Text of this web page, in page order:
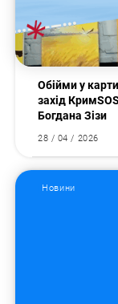
Обійми у
захід
Богдана Зізи
28 / 04 / 2026
Новини